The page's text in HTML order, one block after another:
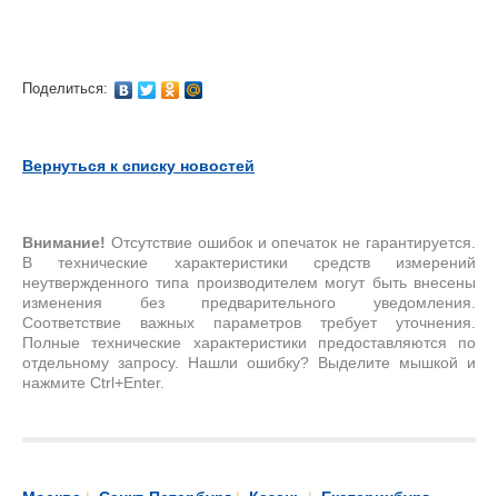
Поделиться:
Вернуться к списку новостей
Внимание! Отсутствие ошибок и опечаток не гарантируется.
В технические характеристики средств измерений
неутвержденного типа производителем могут быть внесены
изменения без предварительного уведомления.
Соответствие важных параметров требует уточнения.
Полные технические характеристики предоставляются по
отдельному запросу. Нашли ошибку? Выделите мышкой и
нажмите Ctrl+Enter.